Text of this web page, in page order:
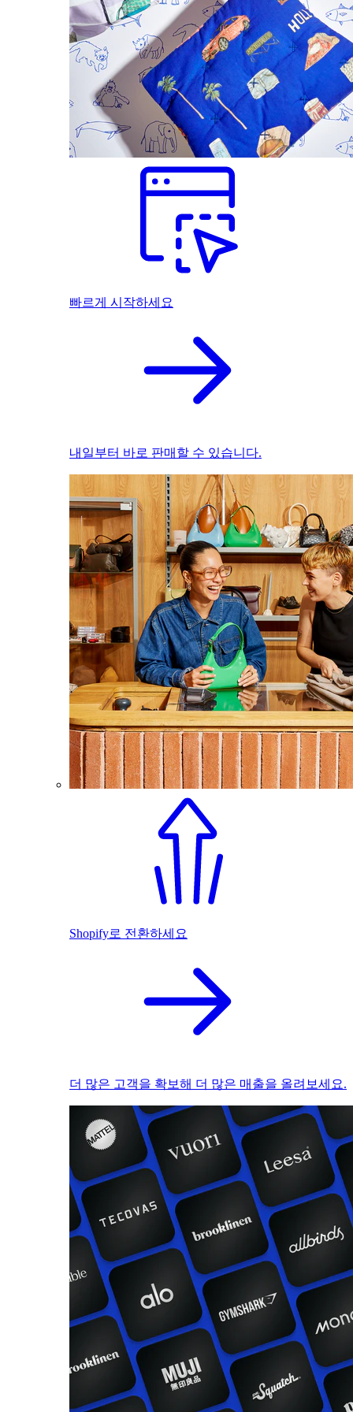
빠르게 시작하세요
내일부터 바로 판매할 수 있습니다.
Shopify로 전환하세요
더 많은 고객을 확보해 더 많은 매출을 올려보세요.